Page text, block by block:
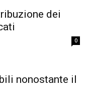
dei
0
nonostante il